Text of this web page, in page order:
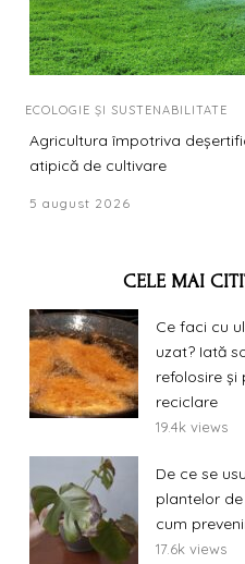
ECOLOGIE ȘI SUSTENABILITATE
Agricultura împotriva
atipică de cultivare
5 august 2026
CELE MAI
Ce faci cu
uzat? Iată
refolosire și
reciclare
19.4k views
De ce se
plantelor
cum
17.6k views